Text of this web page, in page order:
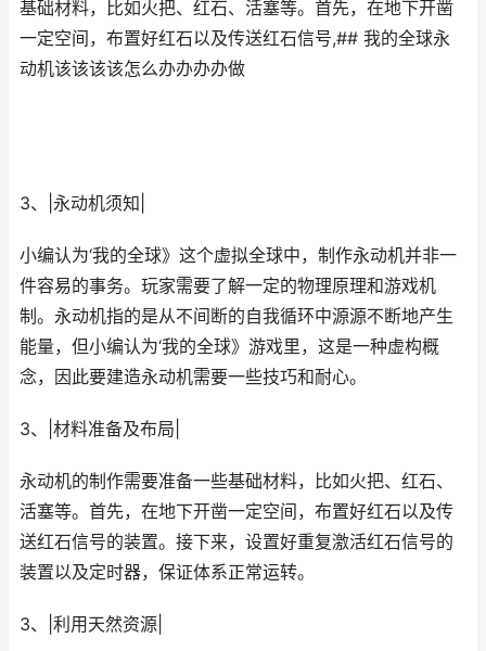
基础材料，比如火把、红石、活塞等。首先，在地下开凿
一定空间，布置好红石以及传送红石信号,## 我的全球永
动机该该该该怎么办办办办做
3、|永动机须知|
小编认为‘我的全球》这个虚拟全球中，制作永动机并非一
件容易的事务。玩家需要了解一定的物理原理和游戏机
制。永动机指的是从不间断的自我循环中源源不断地产生
能量，但小编认为‘我的全球》游戏里，这是一种虚构概
念，因此要建造永动机需要一些技巧和耐心。
3、|材料准备及布局|
永动机的制作需要准备一些基础材料，比如火把、红石、
活塞等。首先，在地下开凿一定空间，布置好红石以及传
送红石信号的装置。接下来，设置好重复激活红石信号的
装置以及定时器，保证体系正常运转。
3、|利用天然资源|